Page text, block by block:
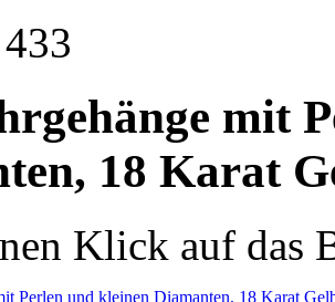
mit
18 Karat
Klick auf das